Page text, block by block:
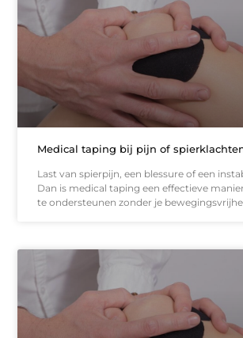
Medical taping bij pijn of
Last van spierpijn, een blessure of een
Dan is medical taping een effectieve
te ondersteunen zonder je